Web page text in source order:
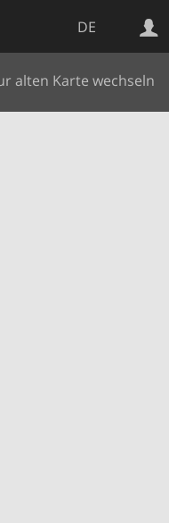
DE
alten Karte wechseln